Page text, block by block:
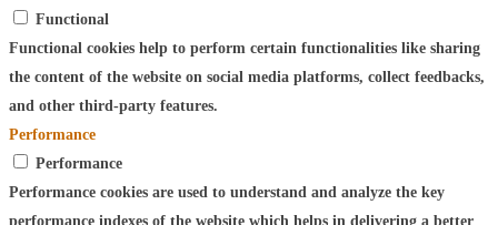
Functional
Functional cookies help to perform certain functionalities like sharing
the content of the website on social media platforms, collect feedbacks,
and other third-party features.
Performance
Performance
Performance cookies are used to understand and analyze the key
performance indexes of the website which helps in delivering a better